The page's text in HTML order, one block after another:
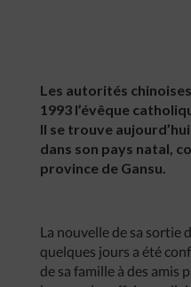
Les autorités
1993 l’évêque
Il se trouve
dans son pays natal,
province de Gansu.
La nouvelle de sa sortie
quelques jours a été
de sa famille à des amis